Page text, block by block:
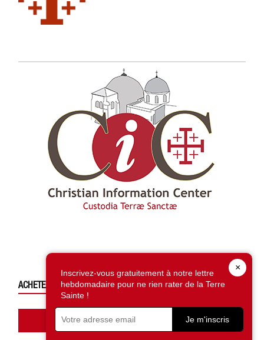
ACHETEZ CE NUMÉRO
Accédez à la boutique
×
Inscrivez-vous gratuitement à notre lettre
hebdomadaire pour ne rien rater de la Terre
Sainte !
Je m'inscris